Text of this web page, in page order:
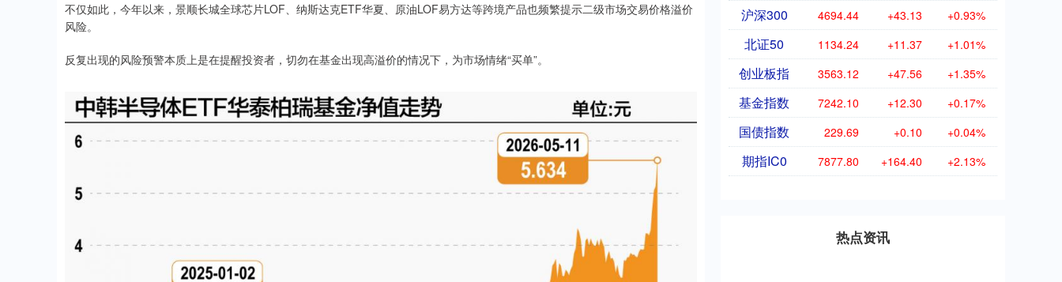
不仅如此，今年以来，景顺长城全球芯片LOF、纳斯达克ETF华夏、原油LOF易方达等跨境产品也频繁提示二级市场交易价格溢价
风险。
反复出现的风险预警本质上是在提醒投资者，切勿在基金出现高溢价的情况下，为市场情绪“买单”。
沪深300 4694.44 +43.13 +0.93%
北证50 1134.24 +11.37 +1.01%
创业板指 3563.12 +47.56 +1.35%
基金指数 7242.10 +12.30 +0.17%
国债指数 229.69 +0.10 +0.04%
期指IC0 7877.80 +164.40 +2.13%
热点资讯